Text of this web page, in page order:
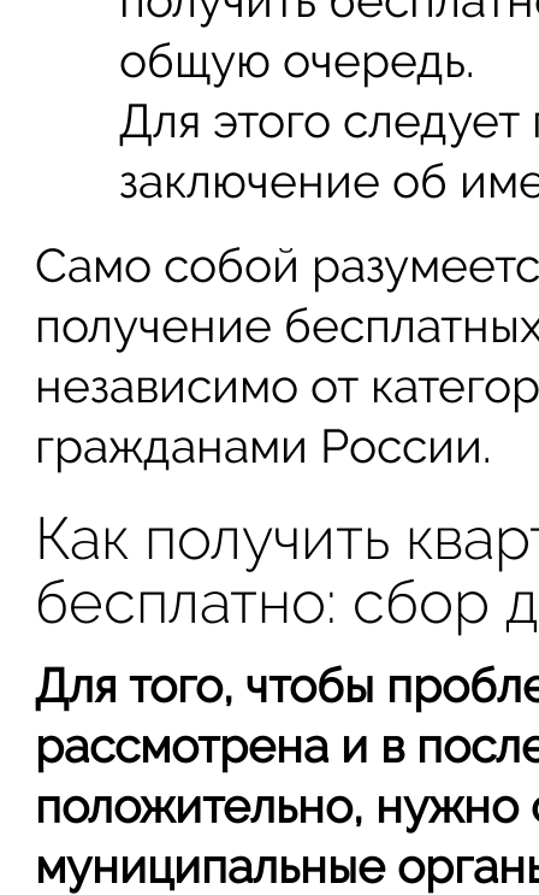
общую очередь.
Для этого
заключение об
Само собой
получение
независимо от
гражданами России.
Как получить
бесплатно: сбор
Для того, чтобы
рассмотрена и в
положительно, нужно
муниципальные